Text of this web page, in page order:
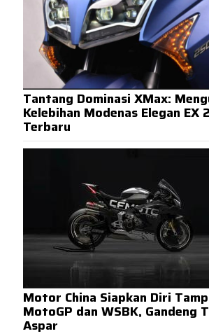
Tantang Dominasi XMax:
Kelebihan Modenas Elegan EX
Terbaru
Motor China Siapkan Diri
MotoGP dan WSBK, Gandeng
Aspar